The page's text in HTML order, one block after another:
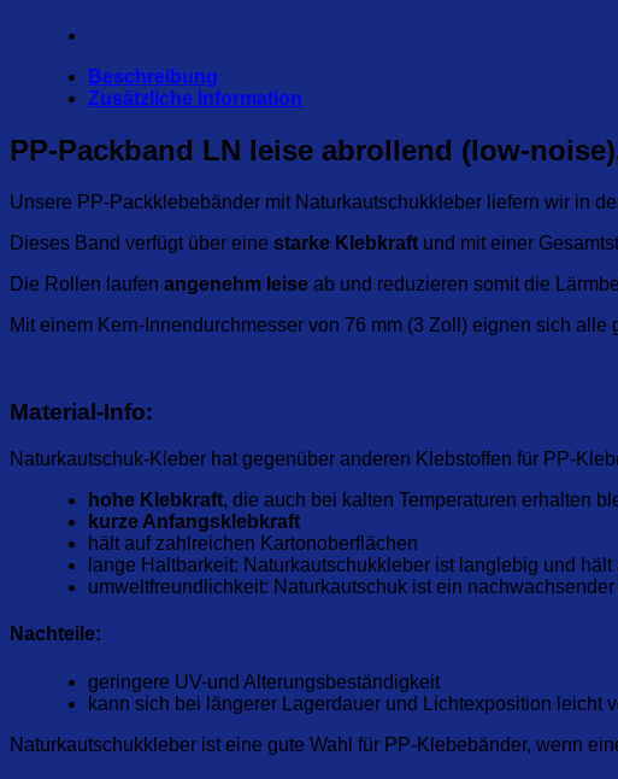
Beschreibung
Zusätzliche Information
PP-Packband LN leise abrollend (low-
Unsere PP-Packklebebänder mit Naturkautschukkleber liefern wir in
Dieses Band verfügt über eine starke Klebkraft und mit einer
Die Rollen laufen angenehm leise ab und reduzieren somit die
Mit einem Kern-Innendurchmesser von 76 mm (3 Zoll) eignen sich alle
Material-Info:
Naturkautschuk-Kleber hat gegenüber anderen Klebstoffen für PP-
hohe Klebkraft, die auch bei kalten Temperaturen erhalten
kurze Anfangsklebkraft
hält auf zahlreichen Kartonoberflächen
lange Haltbarkeit: Naturkautschukkleber ist langlebig und
umweltfreundlichkeit: Naturkautschuk ist ein
Nachteile:
geringere UV-und Alterungsbeständigkeit
kann sich bei längerer Lagerdauer und Lichtexposition leicht
Naturkautschukkleber ist eine gute Wahl für PP-Klebebänder, wenn